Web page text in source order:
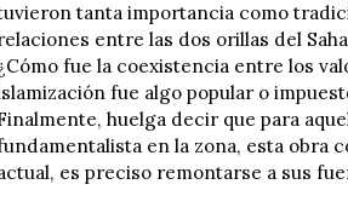
tanta importancia como
entre las dos orillas del
fue la coexistencia entre los
fue algo popular o
huelga decir que para
en la zona, esta obra
es preciso remontarse a sus